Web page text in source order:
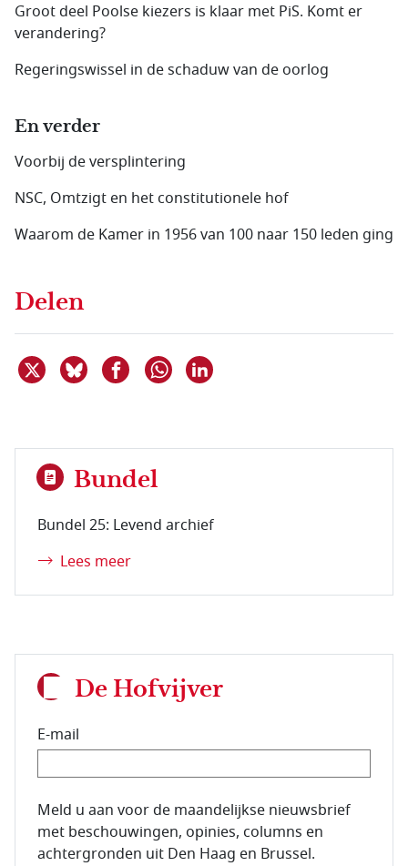
Groot deel Poolse kiezers is klaar met PiS. Komt er
verandering?
Regeringswissel in de schaduw van de oorlog
En verder
Voorbij de versplintering
NSC, Omtzigt en het constitutionele hof
Waarom de Kamer in 1956 van 100 naar 150 leden ging
Delen
Deel dit item op X
Deel dit item op Bluesky
Deel dit item op Facebook
Delen via WhatsApp
Bundel
Bundel 25: Levend archief
Lees meer
De Hofvijver
E-mail
E-mailadres van de abonnee.
Meld u aan voor de maandelijkse nieuwsbrief
met beschouwingen, opinies, columns en
achtergronden uit Den Haag en Brussel.